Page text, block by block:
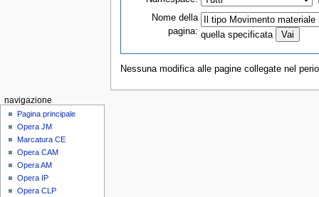
Nome della
pagina: quella specificata
Nessuna modifica alle pagine collegate nel
navigazione
Pagina principale
Opera JM
Marcatura CE
Opera CAM
Opera AM
Opera IP
Opera CLP